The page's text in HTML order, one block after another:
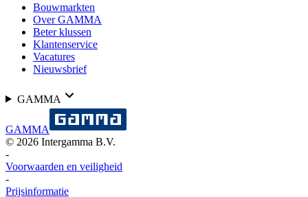
Bouwmarkten
Over GAMMA
Beter klussen
Klantenservice
Vacatures
Nieuwsbrief
GAMMA
GAMMA
© 2026 Intergamma B.V.
-
Voorwaarden en veiligheid
-
Prijsinformatie